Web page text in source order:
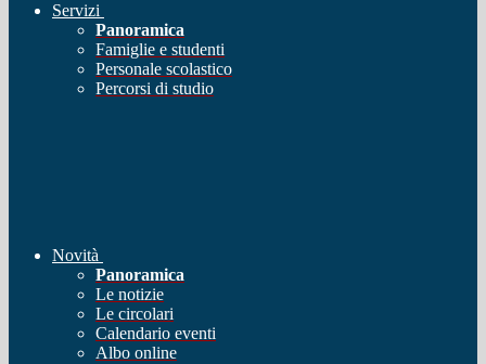
Servizi
Panoramica
Famiglie e studenti
Personale scolastico
Percorsi di studio
Novità
Panoramica
Le notizie
Le circolari
Calendario eventi
Albo online